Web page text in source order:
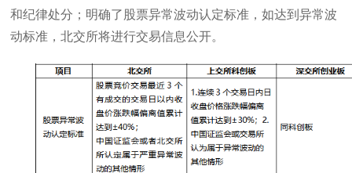
和纪律处分；明确了股票异常波动认定标准，如达到异常波
动标准，北交所将进行交易信息公开。